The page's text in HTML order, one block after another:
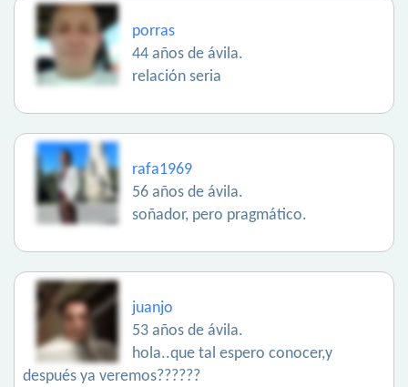
porras
44 años de ávila.
relación seria
rafa1969
56 años de ávila.
soñador, pero pragmático.
juanjo
53 años de ávila.
hola..que tal espero conocer,y
después ya veremos??????